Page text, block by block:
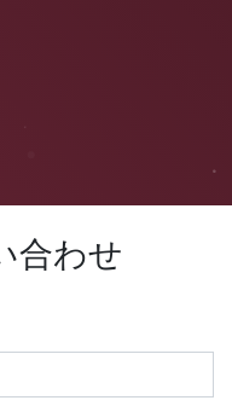
合わせ